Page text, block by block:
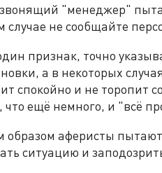
"менеджер"
случае не сообщайте
признак, точно
а в некоторых
спокойно и не торопит
что ещё немного, и "всё
образом аферисты
ситуацию и